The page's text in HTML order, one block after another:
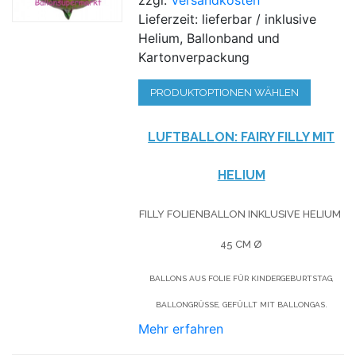
Lieferzeit: lieferbar / inklusive
Helium, Ballonband und
Kartonverpackung
PRODUKTOPTIONEN WÄHLEN
LUFTBALLON: FAIRY FILLY MIT
HELIUM
FILLY FOLIENBALLON INKLUSIVE HELIUM
45 CM Ø
BALLONS AUS FOLIE FÜR KINDERGEBURTSTAG,
BALLONGRÜSSE, GEFÜLLT MIT BALLONGAS.
Mehr erfahren